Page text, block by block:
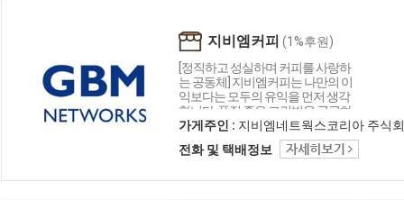
지비엠커피 (1%후원)
[정직하고 성실하며 커피를 사랑하
는 공동체] 지비엠커피는 나만의 이
익보다는 모두의 유익을 먼저 생각
합니다. 품질 좋은 그린빈을 공급하
기 위해 오늘도 달리고 있습니다. 커
피를 통해 즐겁게 소통하며 좋은 커
피 문화를 나누고 싶습니다.
가게주인 : 지비엠네트웍스코리아 주식
전화 및 택배정보